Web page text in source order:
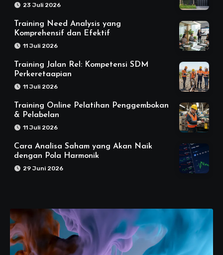
23 Juli 2026
Training Need Analysis yang
Komprehensif dan Efektif
11 Juli 2026
Training Jalan Rel: Kompetensi SDM
Perkeretaapian
11 Juli 2026
Training Online Pelatihan Penggembokan
& Pelabelan
11 Juli 2026
Cara Analisa Saham yang Akan Naik
dengan Pola Harmonik
29 Juni 2026